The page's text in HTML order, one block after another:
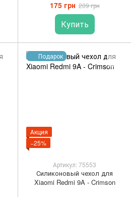
175 грн 209 грн
Купить
Подарок
Акция
−25%
Артикул: 75553
Силиконовый чехол для
Xiaomi Redmi 9A - Crimson